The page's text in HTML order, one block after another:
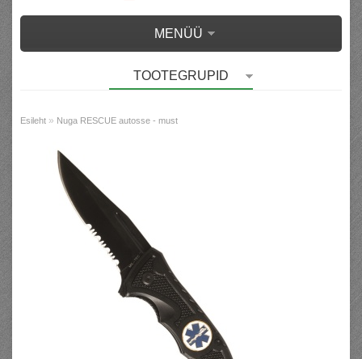
MENÜÜ
TOOTEGRUPID
Esileht » Nuga RESCUE autosse - must